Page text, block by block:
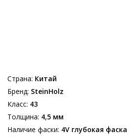
Страна: Китай
Бренд: SteinHolz
Класс: 43
Толщина: 4,5 мм
Наличие фаски: 4V глубокая фаска